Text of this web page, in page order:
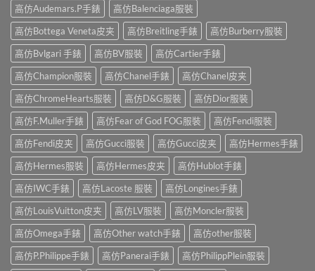
高仿Audemars.P手錶
高仿Balenciaga服裝
高仿Bottega Veneta皮夹
高仿Breitling手錶
高仿Burberry服裝
高仿Bvlgari 手錶
高仿BV服裝
高仿Cartier手錶
高仿Champion服裝
高仿Chanel手錶
高仿Chanel皮夹
高仿ChromeHearts服裝
高仿D&G服裝
高仿Dior服裝
高仿F.Muller手錶
高仿Fear of God FOG服裝
高仿Fendi服裝
高仿Fendi皮夹
高仿Gucci服裝 高仿Gucci皮夹
高仿Hermes手錶
高仿Hermes服裝
高仿Hermes皮夹
高仿Hublot手錶
高仿IWC手錶
高仿Lacoste 服裝
高仿Longines手錶
高仿LouisVuitton皮夹
高仿LV服裝
高仿Moncler服裝
高仿Omega手錶
高仿Other watch手錶
高仿other服裝
高仿P.Philippe手錶
高仿Panerai手錶 高仿PhilippPlein服裝